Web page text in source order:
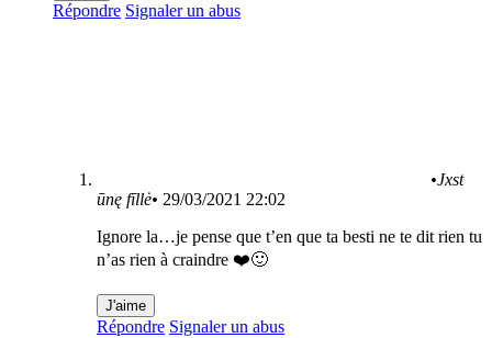
Répondre Signaler un abus
•Jxst
ūnę fīllė• 29/03/2021 22:02
Ignore la…je pense que t’en que ta besti ne te dit rien tu
n’as rien à craindre ❤️🙂
J'aime
Répondre Signaler un abus